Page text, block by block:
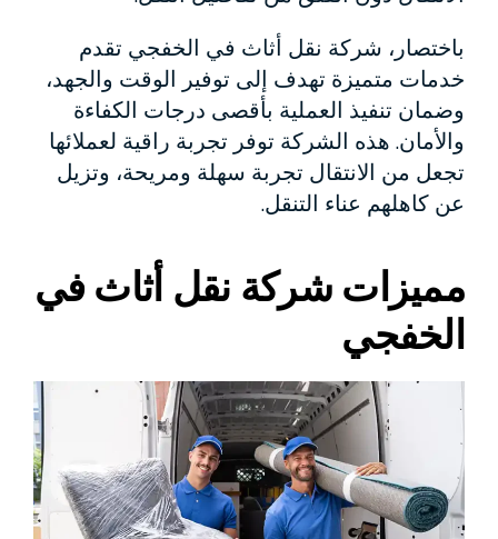
باختصار، شركة نقل أثاث في الخفجي تقدم
خدمات متميزة تهدف إلى توفير الوقت والجهد،
وضمان تنفيذ العملية بأقصى درجات الكفاءة
والأمان. هذه الشركة توفر تجربة راقية لعملائها
تجعل من الانتقال تجربة سهلة ومريحة، وتزيل
عن كاهلهم عناء التنقل.
مميزات شركة نقل أثاث في
الخفجي